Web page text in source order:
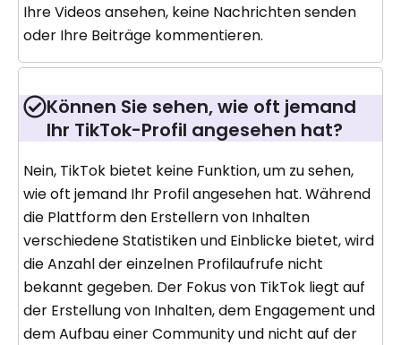
Ihre Videos ansehen, keine Nachrichten senden
oder Ihre Beiträge kommentieren.
Können Sie sehen, wie oft jemand
Ihr TikTok-Profil angesehen hat?
Nein, TikTok bietet keine Funktion, um zu sehen,
wie oft jemand Ihr Profil angesehen hat. Während
die Plattform den Erstellern von Inhalten
verschiedene Statistiken und Einblicke bietet, wird
die Anzahl der einzelnen Profilaufrufe nicht
bekannt gegeben. Der Fokus von TikTok liegt auf
der Erstellung von Inhalten, dem Engagement und
dem Aufbau einer Community und nicht auf der